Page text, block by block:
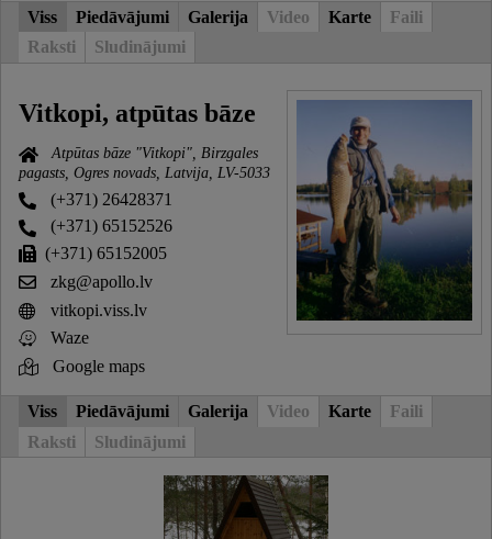
Viss Piedāvājumi Galerija Video Karte
Faili
Raksti
Sludinājumi
Vitkopi, atpūtas bāze
Atpūtas bāze "Vitkopi", Birzgales
pagasts, Ogres novads, Latvija, LV-5033
(+371) 26428371
(+371) 65152526
(+371) 65152005
zkg@apollo.lv
vitkopi.viss.lv
Waze
Google maps
Viss Piedāvājumi Galerija Video Karte
Faili
Raksti
Sludinājumi